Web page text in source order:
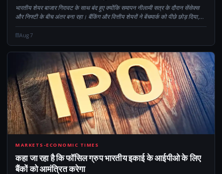
भारतीय शेयर बाजार गिरावट के साथ बंद हुए क्योंकि समापन नीलामी सत्र के दौरान सेंसेक्स
और निफ्टी के बीच अंतर बना रहा। बैंकिंग और वित्तीय शेयरों ने बेंचमार्क को पीछे छोड़ दिया,
जबकि ऑटो और आईटी ने बेहतर प्रदर्शन किया। विश्लेषकों ने कहा कि निफ्टी के 2...
Aug 7
CM
MARKETS-ECONOMIC TIMES
कहा जा रहा है कि फॉसिल ग्रुप भारतीय इकाई के आईपीओ के लिए
बैंकों को आमंत्रित करेगा